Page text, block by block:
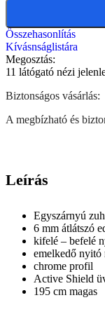
Összehasonlítás
Kívásnságlistára
Megosztás:
11 látógató nézi
Biztonságos vásárlás:
A megbízható és
Leírás
Egyszárnyú
6 mm átlátszó
kifelé – befelé
emelkedő nyitó
chrome profil
Active Shield
195 cm magas